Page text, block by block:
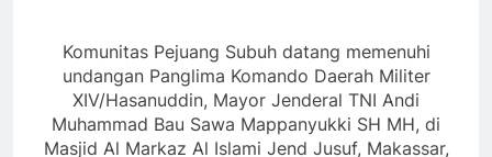
Komunitas Pejuang Subuh datang memenuhi
undangan Panglima Komando Daerah Militer
XIV/Hasanuddin, Mayor Jenderal TNI Andi
Muhammad Bau Sawa Mappanyukki SH MH, di
Masjid Al Markaz Al Islami Jend Jusuf, Makassar,